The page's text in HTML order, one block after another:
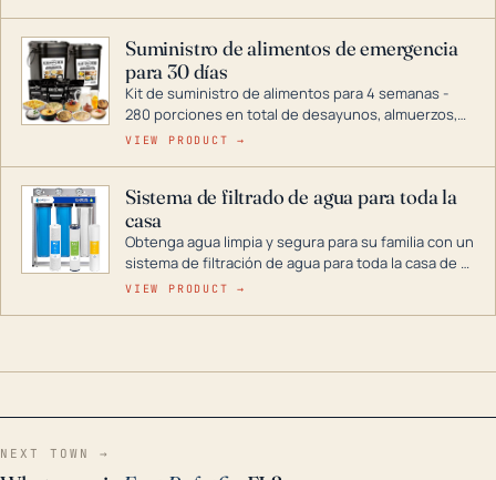
combustible dual, con una gama completa que
abarca desde inversores digitales hasta
generadores que pueden alimentar toda su casa.
Suministro de alimentos de emergencia
para 30 días
Kit de suministro de alimentos para 4 semanas -
280 porciones en total de desayunos, almuerzos,
cenas y postres. Se puede almacenar durante
VIEW PRODUCT →
Sistema de filtrado de agua para toda la
casa
Obtenga agua limpia y segura para su familia con un
sistema de filtración de agua para toda la casa de 3
etapas. La tecnología avanzada de este filtro
en situaciones de emergencia.
VIEW PRODUCT →
NEXT TOWN →